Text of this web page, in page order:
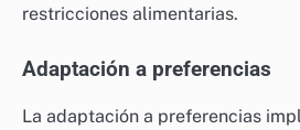
restricciones alimentarias.
Adaptación a preferencias
La adaptación a preferencias